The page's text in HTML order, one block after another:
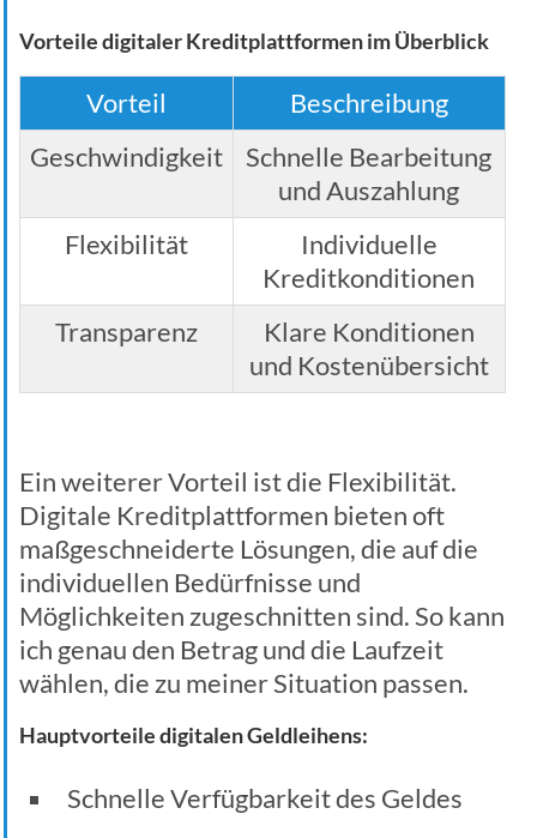
Vorteile digitaler Kreditplattformen im Überblick
Vorteil
Beschreibung
Geschwindigkeit
Schnelle Bearbeitung
und Auszahlung
Flexibilität
Individuelle
Kreditkonditionen
Transparenz
Klare Konditionen
und Kostenübersicht
Ein weiterer Vorteil ist die Flexibilität.
Digitale Kreditplattformen bieten oft
maßgeschneiderte Lösungen, die auf die
individuellen Bedürfnisse und
Möglichkeiten zugeschnitten sind. So kann
ich genau den Betrag und die Laufzeit
wählen, die zu meiner Situation passen.
Hauptvorteile digitalen Geldleihens:
Schnelle Verfügbarkeit des Geldes